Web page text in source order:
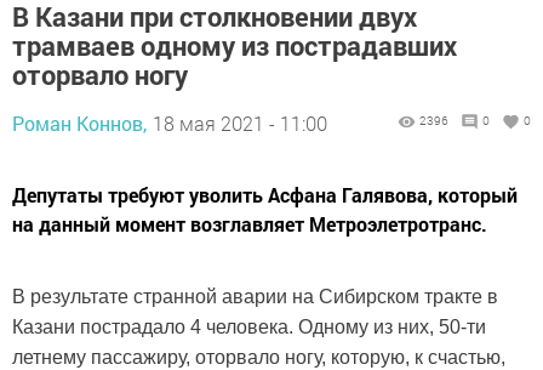
В Казани при столкновении двух
трамваев одному из пострадавших
оторвало ногу
Роман Коннов, 18 мая 2021 - 11:00 2396 0 0
Депутаты требуют уволить Асфана Галявова, который
на данный момент возглавляет Метроэлетротранс.
В результате странной аварии на Сибирском тракте в
Казани пострадало 4 человека. Одному из них, 50-ти
летнему пассажиру, оторвало ногу, которую, к счастью,